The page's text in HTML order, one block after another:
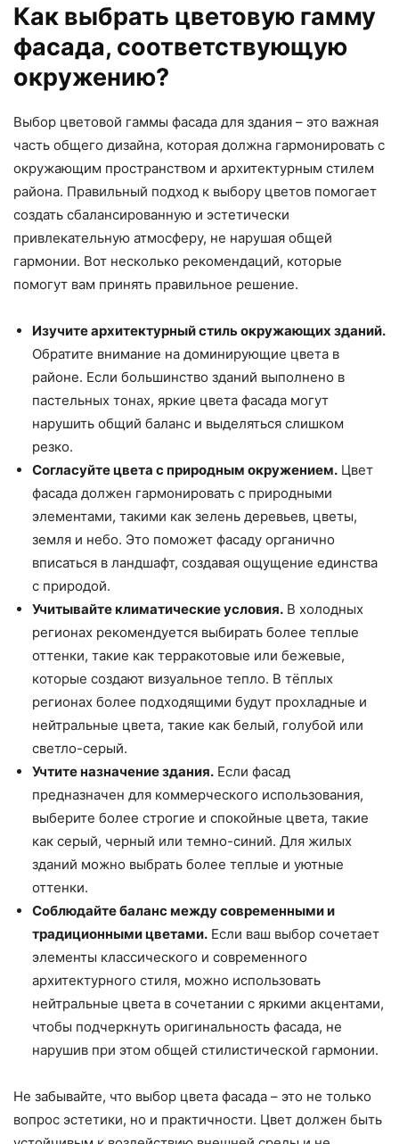
Как выбрать цветовую гамму
фасада, соответствующую
окружению?
Выбор цветовой гаммы фасада для здания – это важная
часть общего дизайна, которая должна гармонировать с
окружающим пространством и архитектурным стилем
района. Правильный подход к выбору цветов помогает
создать сбалансированную и эстетически
привлекательную атмосферу, не нарушая общей
гармонии. Вот несколько рекомендаций, которые
помогут вам принять правильное решение.
Изучите архитектурный стиль окружающих зданий.
Обратите внимание на доминирующие цвета в
районе. Если большинство зданий выполнено в
пастельных тонах, яркие цвета фасада могут
нарушить общий баланс и выделяться слишком
резко.
Согласуйте цвета с природным окружением. Цвет
фасада должен гармонировать с природными
элементами, такими как зелень деревьев, цветы,
земля и небо. Это поможет фасаду органично
вписаться в ландшафт, создавая ощущение единства
с природой.
Учитывайте климатические условия. В холодных
регионах рекомендуется выбирать более теплые
оттенки, такие как терракотовые или бежевые,
которые создают визуальное тепло. В тёплых
регионах более подходящими будут прохладные и
нейтральные цвета, такие как белый, голубой или
светло-серый.
Учтите назначение здания. Если фасад
предназначен для коммерческого использования,
выберите более строгие и спокойные цвета, такие
как серый, черный или темно-синий. Для жилых
зданий можно выбрать более теплые и уютные
оттенки.
Соблюдайте баланс между современными и
традиционными цветами. Если ваш выбор сочетает
элементы классического и современного
архитектурного стиля, можно использовать
нейтральные цвета в сочетании с яркими акцентами,
чтобы подчеркнуть оригинальность фасада, не
нарушив при этом общей стилистической гармонии.
Не забывайте, что выбор цвета фасада – это не только
вопрос эстетики, но и практичности. Цвет должен быть